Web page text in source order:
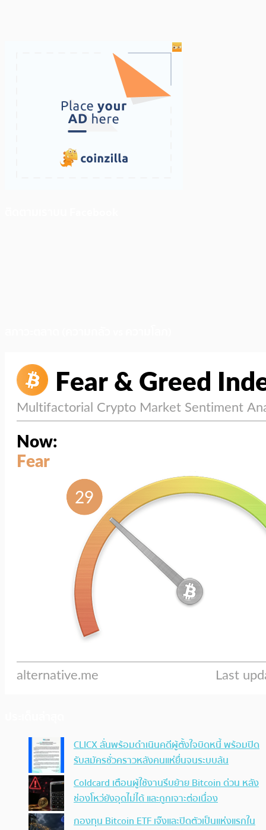
CLICX ลั่นพร้อมดำเนินคดีผู้ตั้งใจบิดหนี้ พร้อมปิด
รับสมัครชั่วคราวหลังคนแห่ยื่นจนระบบล้น
Coldcard เตือนผู้ใช้งานรีบย้าย Bitcoin ด่วน หลัง
ช่องโหว่ยังอุดไม่ได้ และถูกเจาะต่อเนื่อง
กองทุน Bitcoin ETF เจ๊งและปิดตัวเป็นแห่งแรกใน